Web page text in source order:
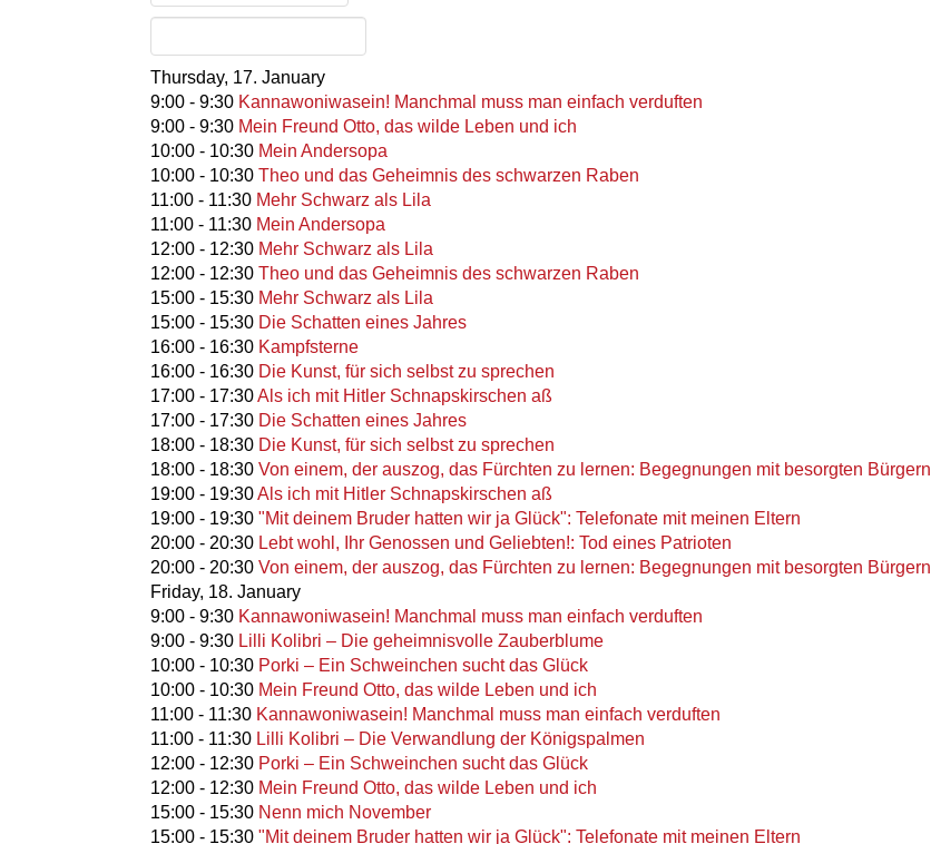
Thursday, 17. January
9:00- 9:30 Kannawoniwasein! Manchmal muss man einfach verduften
9:00- 9:30 Mein Freund Otto, das wilde Leben und ich
10:00- 10:30 Mein Andersopa
10:00- 10:30 Theo und das Geheimnis des schwarzen Raben
11:00- 11:30 Mehr Schwarz als Lila
11:00- 11:30 Mein Andersopa
12:00- 12:30 Mehr Schwarz als Lila
12:00- 12:30 Theo und das Geheimnis des schwarzen Raben
15:00- 15:30 Mehr Schwarz als Lila
15:00- 15:30 Die Schatten eines Jahres
16:00- 16:30 Kampfsterne
16:00- 16:30 Die Kunst, für sich selbst zu sprechen
17:00- 17:30 Als ich mit Hitler Schnapskirschen aß
17:00- 17:30 Die Schatten eines Jahres
18:00- 18:30 Die Kunst, für sich selbst zu sprechen
18:00- 18:30 Von einem, der auszog, das Fürchten zu lernen: Begegnungen mit besorgten Bürgern
19:00- 19:30 Als ich mit Hitler Schnapskirschen aß
19:00- 19:30 "Mit deinem Bruder hatten wir ja Glück": Telefonate mit meinen Eltern
20:00- 20:30 Lebt wohl, Ihr Genossen und Geliebten!: Tod eines Patrioten
20:00- 20:30 Von einem, der auszog, das Fürchten zu lernen: Begegnungen mit besorgten Bürgern
Friday, 18. January
9:00- 9:30 Kannawoniwasein! Manchmal muss man einfach verduften
9:00- 9:30 Lilli Kolibri – Die geheimnisvolle Zauberblume
10:00- 10:30 Porki – Ein Schweinchen sucht das Glück
10:00- 10:30 Mein Freund Otto, das wilde Leben und ich
11:00- 11:30 Kannawoniwasein! Manchmal muss man einfach verduften
11:00- 11:30 Lilli Kolibri – Die Verwandlung der Königspalmen
12:00- 12:30 Porki – Ein Schweinchen sucht das Glück
12:00- 12:30 Mein Freund Otto, das wilde Leben und ich
15:00- 15:30 Nenn mich November
15:00- 15:30 "Mit deinem Bruder hatten wir ja Glück": Telefonate mit meinen Eltern